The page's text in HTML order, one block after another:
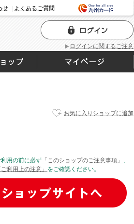
ログインに関するご注意
せ よくあるご質問
お気に入りショップに追加
利用の前に必ず 「このショップのご注意事項」 、
ご利用上の注意」 をご確認ください。